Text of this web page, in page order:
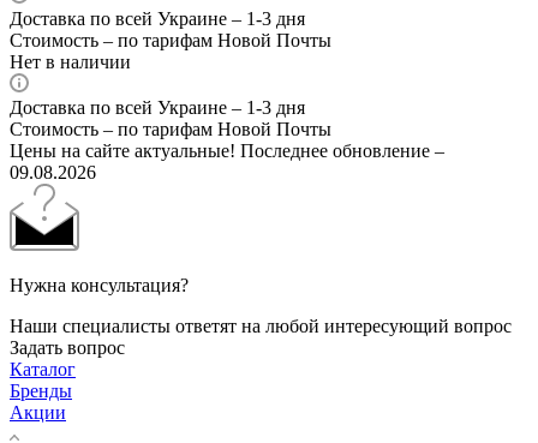
Доставка по всей Украине – 1-3 дня
Стоимость – по тарифам Новой Почты
Нет в наличии
Доставка по всей Украине – 1-3 дня
Стоимость – по тарифам Новой Почты
Цены на сайте актуальные! Последнее обновление –
09.08.2026
Нужна консультация?
Наши специалисты ответят на любой интересующий вопрос
Задать вопрос
Каталог
Бренды
Акции